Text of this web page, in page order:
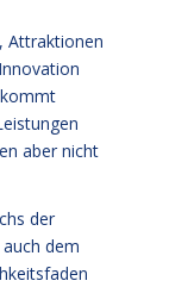
Attraktionen
aber nicht
der
dem